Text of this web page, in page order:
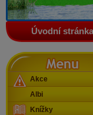
Úvodní stránka
Menu
Akce
Albi
Knížky